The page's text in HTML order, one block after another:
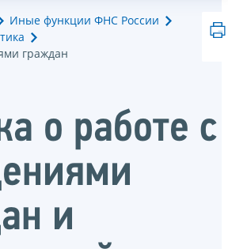
Иные функции ФНС России
граждан
о работе с
и